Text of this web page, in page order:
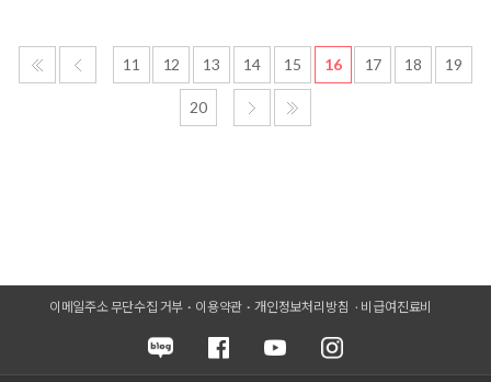
11 12 13 14 15 16 17 18 19
20
이메일주소 무단수집 거부 이용약관 개인정보처리방침 비급여진료비